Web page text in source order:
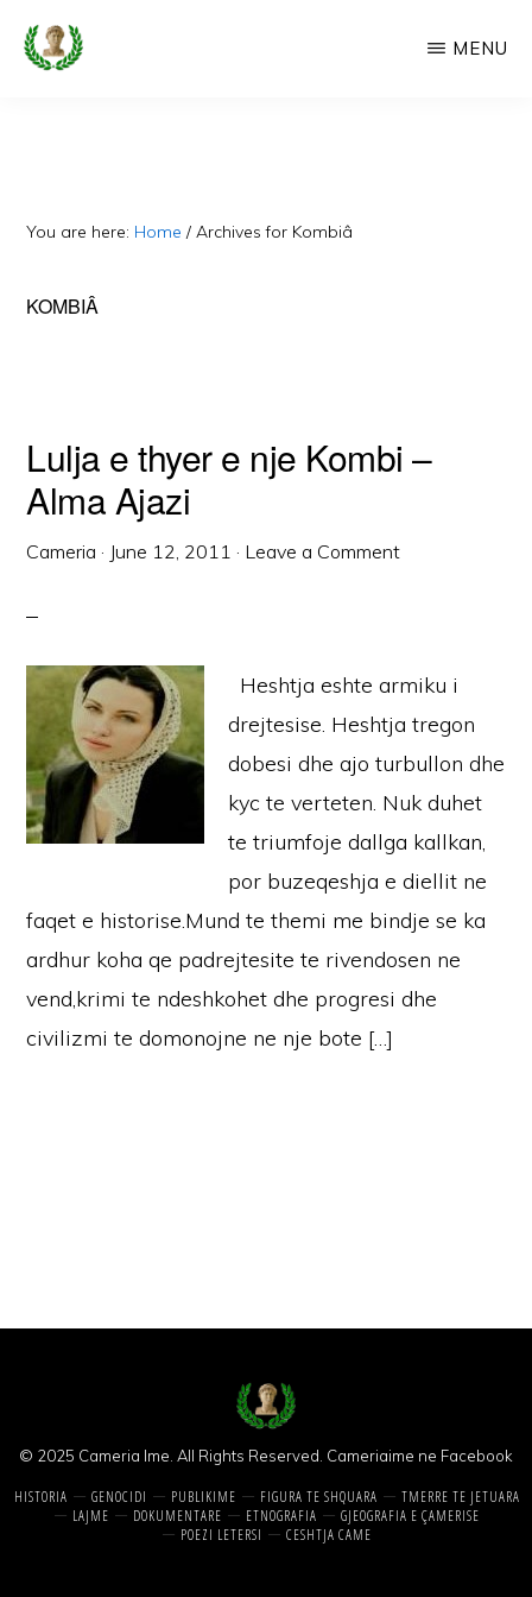
Skip
Faqe
Dedikuar
MENU
You are here: Home / Archives for Kombiâ
KOMBIÂ
Lulja e thyer e nje Kombi –
Alma Ajazi
Cameria · June 12, 2011 · Leave a Comment
Heshtja eshte armiku i
drejtesise. Heshtja tregon
dobesi dhe ajo turbullon dhe
kyc te verteten. Nuk duhet
te triumfoje dallga kallkan,
por buzeqeshja e diellit ne
faqet e historise.Mund te themi me bindje se ka
ardhur koha qe padrejtesite te rivendosen ne
vend,krimi te ndeshkohet dhe progresi dhe
civilizmi te domonojne ne nje bote […]
© 2025 Cameria Ime. All Rights Reserved. Cameriaime ne Facebook
HISTORIA GENOCIDI PUBLIKIME FIGURA TE SHQUARA
TMERRE TE JETUARA
LAJME
DOKUMENTARE ETNOGRAFIA
GJEOGRAFIA E ÇAMERISE
POEZI LETERSI
CESHTJA CAME